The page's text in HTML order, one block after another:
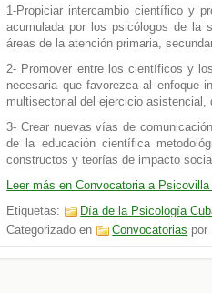
1-Propiciar intercambio científico y
acumulada por los psicólogos de la
áreas de la atención primaria,
2- Promover entre los científicos y
necesaria que favorezca al enfoque
multisectorial del ejercicio
3- Crear nuevas vías de
de la educación científica
constructos y teorías de impacto
Leer más en Convocatoria a
Etiquetas:
Día de la Psicología
Categorizado en
Convocatorias por